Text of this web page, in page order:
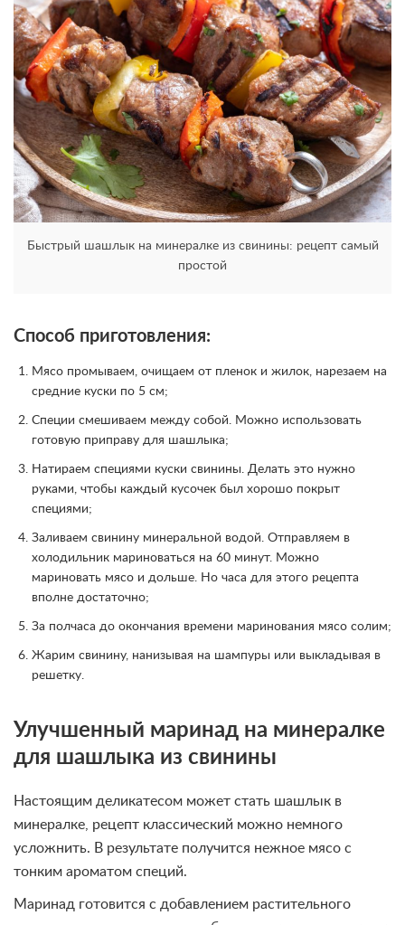
Быстрый шашлык на минералке из свинины: рецепт самый
простой
Способ приготовления:
Мясо промываем, очищаем от пленок и жилок, нарезаем на
средние куски по 5 см;
Специи смешиваем между собой. Можно использовать
готовую приправу для шашлыка;
Натираем специями куски свинины. Делать это нужно
руками, чтобы каждый кусочек был хорошо покрыт
специями;
Заливаем свинину минеральной водой. Отправляем в
холодильник мариноваться на 60 минут. Можно
мариновать мясо и дольше. Но часа для этого рецепта
вполне достаточно;
За полчаса до окончания времени маринования мясо солим;
Жарим свинину, нанизывая на шампуры или выкладывая в
решетку.
Улучшенный маринад на минералке
для шашлыка из свинины
Настоящим деликатесом может стать шашлык в
минералке, рецепт классический можно немного
усложнить. В результате получится нежное мясо с
тонким ароматом специй.
Маринад готовится с добавлением растительного